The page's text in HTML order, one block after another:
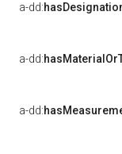
a-dd:
a-dd:
a-dd: